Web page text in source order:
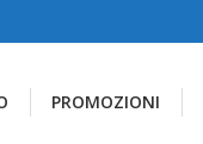
PROMOZIONI